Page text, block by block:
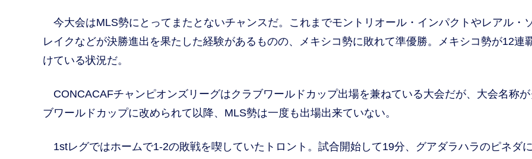
今大会はMLS勢にとってまたとないチャンスだ。これまでモントリオール・インパクトやレアル・
レイクなどが決勝進出を果たした経験があるものの、メキシコ勢に敗れて準優勝。メキシコ勢が12連
けている状況だ。
CONCACAFチャンピオンズリーグはクラブワールドカップ出場を兼ねている大会だが、大会名称が
ブワールドカップに改められて以降、MLS勢は一度も出場出来ていない。
1stレグではホームで1-2の敗戦を喫していたトロント。試合開始して19分、グアダラハラのピネダ